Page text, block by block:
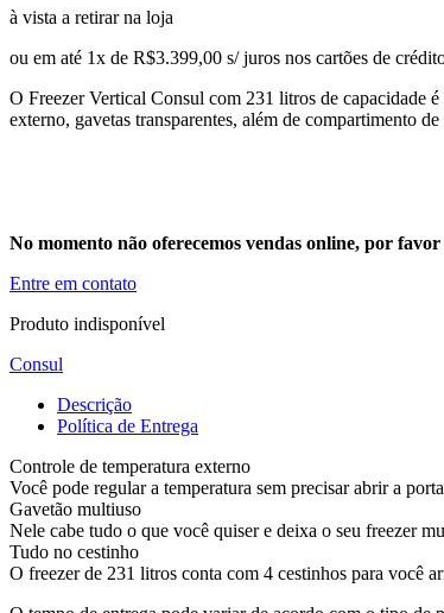
à vista a retirar na loja
ou em até 1x de R$3.399,00 s/ juros nos cartões de
O Freezer Vertical Consul com 231 litros de capacidade
externo, gavetas transparentes, além de compartimento
No momento não oferecemos vendas online, por
Entre em contato
Produto indisponível
Consul
Descrição
Política de Entrega
Controle de temperatura externo
Você pode regular a temperatura sem precisar abrir a
Gavetão multiuso
Nele cabe tudo o que você quiser e deixa o seu freezer
Tudo no cestinho
O freezer de 231 litros conta com 4 cestinhos para você